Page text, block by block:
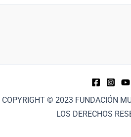
COPYRIGHT © 2023 FUNDACIÓN
LOS DERECHOS